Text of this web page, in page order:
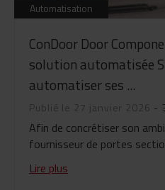
Automatisation
ConDoor Door
solution automatisée
automatiser ses ...
Publié le 27 janvier 2026 -
Afin de concrétiser son
fournisseur de portes
Lire plus